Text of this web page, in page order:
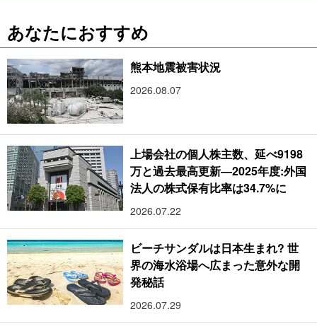
あなたにおすすめ
熊本地震被害状況
2026.08.07
上場会社の個人株主数、延べ9198
万と過去最高更新―2025年度:外国
法人の株式保有比率は34.7%に
2026.07.22
ビーチサンダルは日本生まれ? 世
界の海水浴場へ広まった意外な開
発秘話
2026.07.29